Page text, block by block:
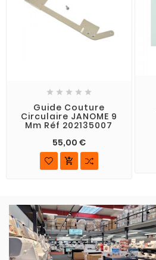
    
Guide Couture
Circulaire JANOME 9
Mm Réf 202135007
55,00 €
